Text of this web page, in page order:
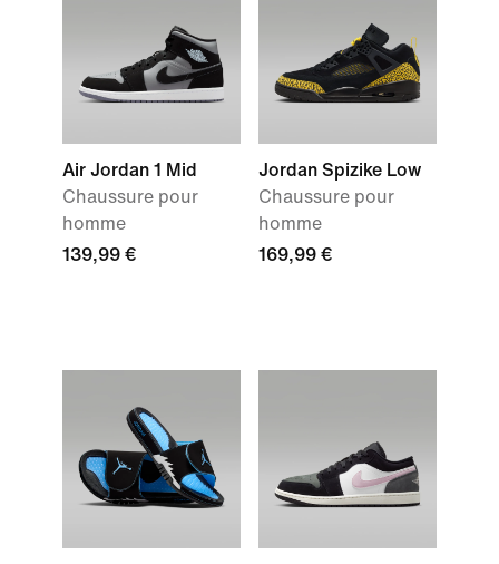
Air Jordan 1 Mid
Chaussure pour
homme
139,99 €
Jordan Spizike Low
Chaussure pour
homme
169,99 €